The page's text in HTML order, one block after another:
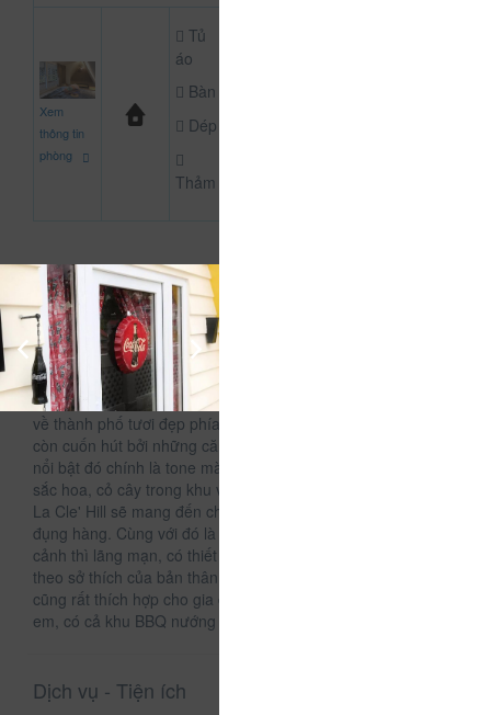
Xem
thông tin
phòng
Tủ
áo
Bàn
Dép
Thảm
Thông Tin Chi Tiết Của La Clé Hill
Mô tả
La Cle' Hill sở hữu những ngôi nhà biệt thự trên cao như ở xứ
Hàn, với vườn hoa lớn, những con đường đá sỏi và view đổ
về thành phố tươi đẹp phía trước. Không chỉ thế, nơi đây
còn cuốn hút bởi những căn phòng ấm cúng, sang trọng, mà
nổi bật đó chính là tone màu trắng tinh khôi, điểm xuyết cùng
sắc hoa, cỏ cây trong khu vườn. Và vẻ đẹp tuyệt vời như vậy,
La Cle' Hill sẽ mang đến cho bạn ngàn góc sống ảo không
đụng hàng. Cùng với đó là những căn phòng sạch sẽ, khung
cảnh thì lãng mạn, có thiết kế riêng biệt. Bạn có thể lựa chọn
theo sở thích của bản thân đấy nhé. Homestay La Cle' Hill
cũng rất thích hợp cho gia đình, bởi có khu đồ chơi cho trẻ
em, có cả khu BBQ nướng ngoài trời.
Dịch vụ - Tiện ích